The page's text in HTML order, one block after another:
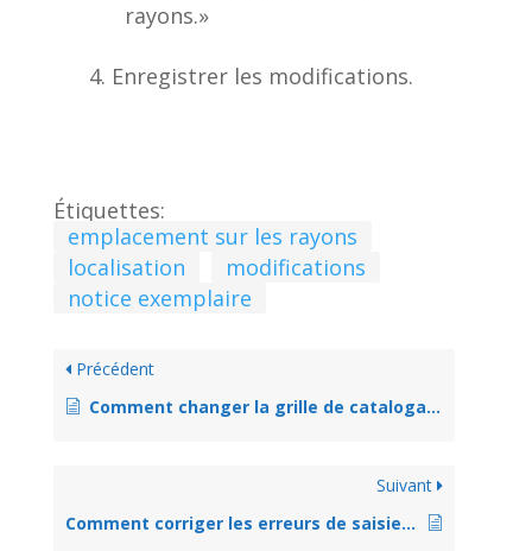
rayons.»
Enregistrer les modifications.
Étiquettes:
emplacement sur les rayons
localisation
modifications
notice exemplaire
Précédent
Comment changer la grille de catalogage d’une notice
Suivant
Comment corriger les erreurs de saisie dans l’éditeur avancé de catalogage?